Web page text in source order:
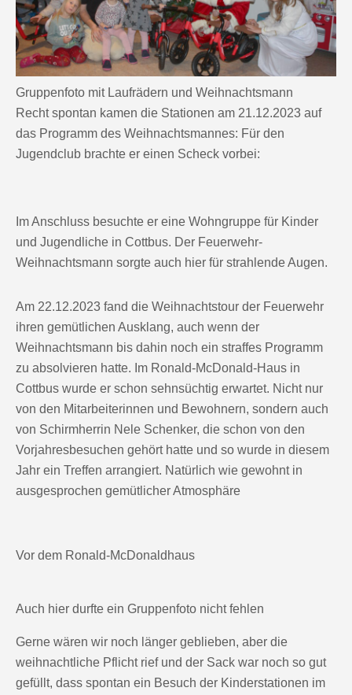
Gruppenfoto mit Laufrädern und Weihnachtsmann
Recht spontan kamen die Stationen am 21.12.2023 auf
das Programm des Weihnachtsmannes: Für den
Jugendclub brachte er einen Scheck vorbei:
Im Anschluss besuchte er eine Wohngruppe für Kinder
und Jugendliche in Cottbus. Der Feuerwehr-
Weihnachtsmann sorgte auch hier für strahlende Augen.
Am 22.12.2023 fand die Weihnachtstour der Feuerwehr
ihren gemütlichen Ausklang, auch wenn der
Weihnachtsmann bis dahin noch ein straffes Programm
zu absolvieren hatte. Im Ronald-McDonald-Haus in
Cottbus wurde er schon sehnsüchtig erwartet. Nicht nur
von den Mitarbeiterinnen und Bewohnern, sondern auch
von Schirmherrin Nele Schenker, die schon von den
Vorjahresbesuchen gehört hatte und so wurde in diesem
Jahr ein Treffen arrangiert. Natürlich wie gewohnt in
ausgesprochen gemütlicher Atmosphäre
Vor dem Ronald-McDonaldhaus
Auch hier durfte ein Gruppenfoto nicht fehlen
Gerne wären wir noch länger geblieben, aber die
weihnachtliche Pflicht rief und der Sack war noch so gut
gefüllt, dass spontan ein Besuch der Kinderstationen im